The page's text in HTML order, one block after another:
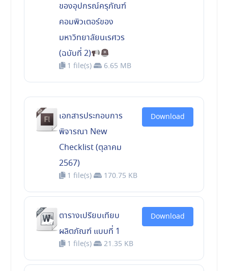
ของอุปกรณ์ครุภัณฑ์
คอมพิวเตอร์ของ
มหาวิทยาลัยนเรศวร
(ฉบับที่ 2)
1 file(s) 6.65 MB
เอกสารประกอบการ
พิจารณา New
Checklist (ตุลาคม
2567)
1 file(s) 170.75 KB
Download
ตารางเปรียบเทียบ
ผลิตภัณฑ์ แบบที่ 1
1 file(s) 21.35 KB
Download